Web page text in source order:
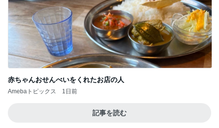
赤ちゃんおせんべいをくれたお店の人
Amebaトピックス 1日前
記事を読む